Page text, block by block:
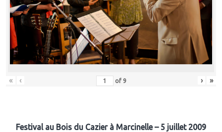
« ‹ of 9 › »
Festival au Bois du Cazier à Marcinelle – 5 juillet 2009